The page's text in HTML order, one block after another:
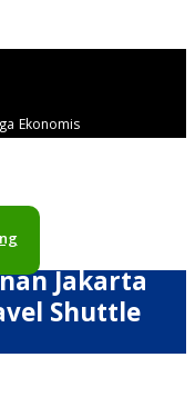
Ekonomis
Jakarta
Shuttle